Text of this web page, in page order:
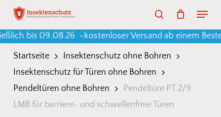
Skip
main
content
Menu
Cart
bis 09.08.26 –kostenloser Versand ab einem
Startseite
Insektenschutz ohne Bohren
Insektenschutz für Türen ohne Bohren
Pendeltüren ohne Bohren
Pendeltüre PT 2/9
LMB für barriere- und schwellenfreie Türen